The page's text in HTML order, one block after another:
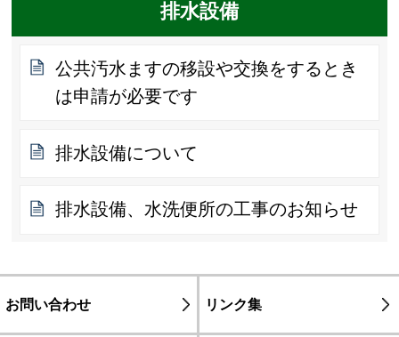
排水設備
公共汚水ますの移設や交換をするとき
は申請が必要です
排水設備について
排水設備、水洗便所の工事のお知らせ
お問い合わせ リンク集